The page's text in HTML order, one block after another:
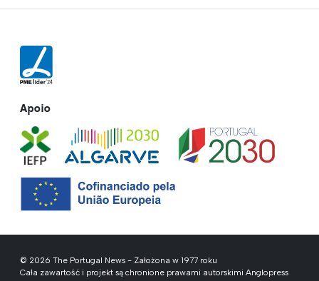
Apoio
© 2026 The Portugal News - Założona w 1977 roku
Cała zawartość i projekt są chronione prawami autorskimi Anglopress